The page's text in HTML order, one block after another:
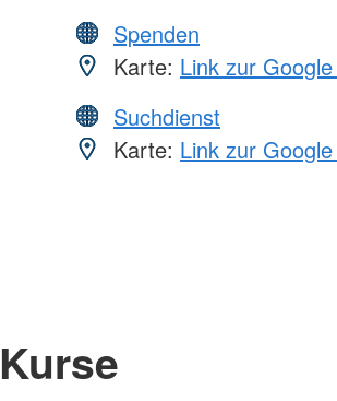
Spenden
Karte: Link zur
Suchdienst
Karte: Link zur
Kurse